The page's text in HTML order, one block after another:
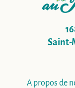
Saint-
A propos de